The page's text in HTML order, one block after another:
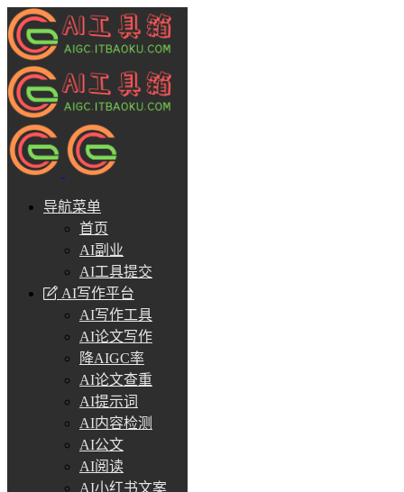
导航菜单
首页
AI副业
AI工具提交
AI写作平台
AI写作工具
AI论文写作
降AIGC率
AI论文查重
AI提示词
AI内容检测
AI公文
AI阅读
AI小红书文案